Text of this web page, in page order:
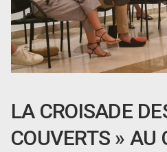
LA CROISADE
COUVERTS » AU